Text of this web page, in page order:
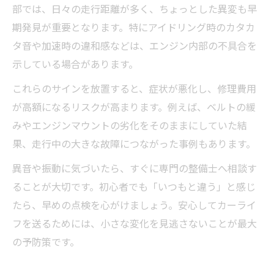
部では、日々の走行距離が多く、ちょっとした異変も早
期発見が重要となります。特にアイドリング時のカタカ
タ音や加速時の違和感などは、エンジン内部の不具合を
示している場合があります。
これらのサインを放置すると、症状が悪化し、修理費用
が高額になるリスクが高まります。例えば、ベルトの緩
みやエンジンマウントの劣化をそのままにしていた結
果、走行中の大きな故障につながった事例もあります。
異音や振動に気づいたら、すぐに専門の整備士へ相談す
ることが大切です。初心者でも「いつもと違う」と感じ
たら、早めの点検を心がけましょう。安心してカーライ
フを送るためには、小さな変化を見逃さないことが最大
の予防策です。